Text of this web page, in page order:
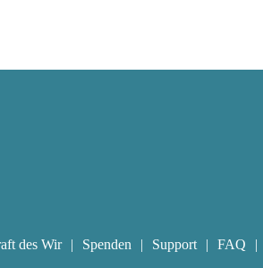
des Wir Spenden Support FAQ